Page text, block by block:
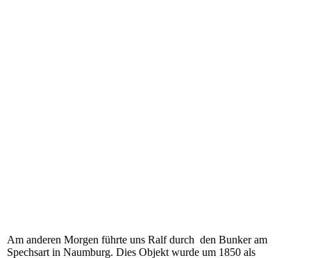
Am anderen Morgen führte uns Ralf durch den Bunker am
Spechsart in Naumburg. Dies Objekt wurde um 1850 als